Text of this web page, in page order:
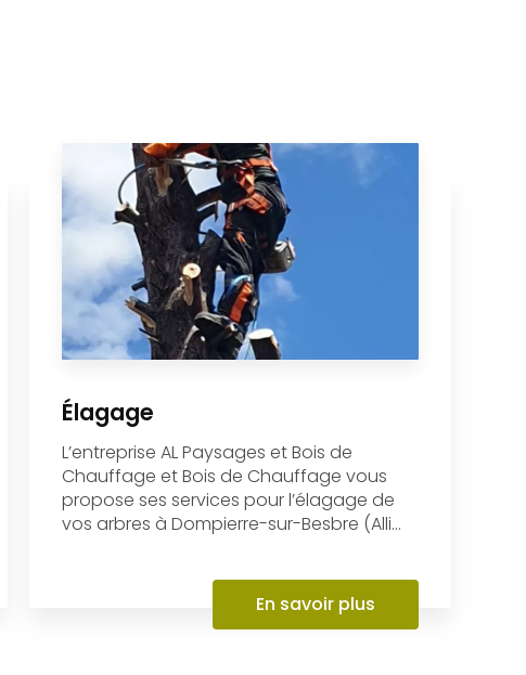
Élagage
L’entreprise AL Paysages et Bois de
Chauffage et Bois de Chauffage vous
propose ses services pour l’élagage de
vos arbres à Dompierre-sur-Besbre (Alli...
En savoir plus